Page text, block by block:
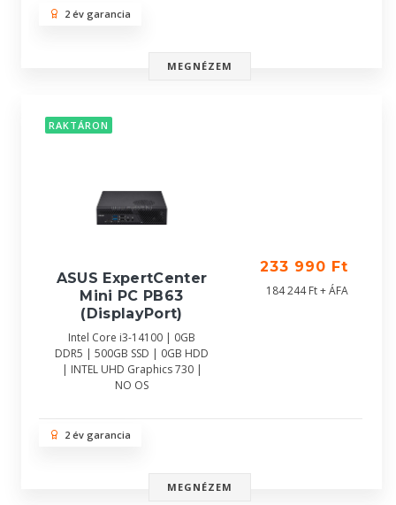
2 év garancia
MEGNÉZEM
RAKTÁRON
ASUS ExpertCenter
Mini PC PB63
(DisplayPort)
Intel Core i3-14100 | 0GB
DDR5 | 500GB SSD | 0GB HDD
| INTEL UHD Graphics 730 |
NO OS
233 990 Ft
184 244 Ft + ÁFA
2 év garancia
MEGNÉZEM